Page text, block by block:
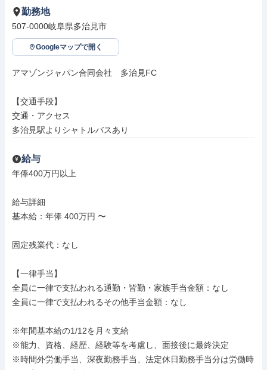
勤務地
507-0000岐阜県多治見市
Googleマップで開く
アマゾンジャパン合同会社　多治見FC
【交通手段】
交通・アクセス
多治見駅よりシャトルバスあり
給与
年俸400万円以上
給与詳細
基本給：年俸 400万円 〜
固定残業代：なし
【一律手当】
全員に一律で支払われる通勤・皆勤・家族手当金額：なし
全員に一律で支払われるその他手当金額：なし
※年間基本給の1/12を月々支給
※能力、資格、経歴、経験等を考慮し、面接後に最終決定
※時間外労働手当、深夜勤務手当、法定休日勤務手当分は労働時